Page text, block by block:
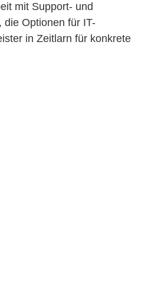
mit Support- und
die Optionen für IT-
in Zeitlarn für konkrete